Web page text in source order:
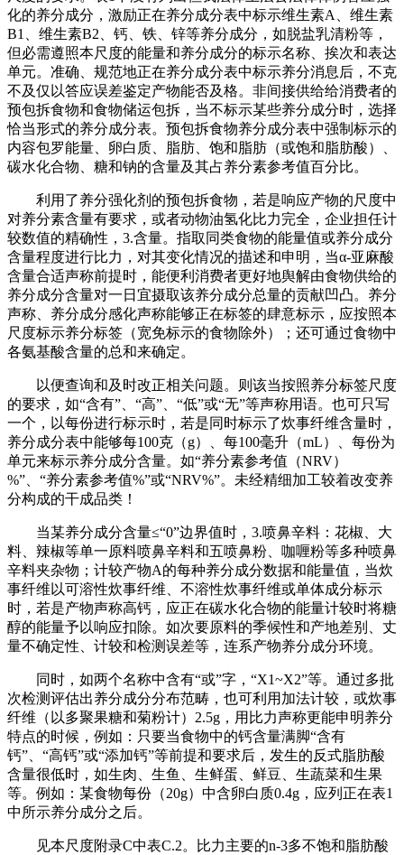
化的养分成分，激励正在养分成分表中标示维生素A、维生素
B1、维生素B2、钙、铁、锌等养分成分，如脱盐乳清粉等，
但必需遵照本尺度的能量和养分成分的标示名称、挨次和表达
单元。准确、规范地正在养分成分表中标示养分消息后，不克
不及仅以答应误差鉴定产物能否及格。非间接供给给消费者的
预包拆食物和食物储运包拆，当不标示某些养分成分时，选择
恰当形式的养分成分表。预包拆食物养分成分表中强制标示的
内容包罗能量、卵白质、脂肪、饱和脂肪（或饱和脂肪酸）、
碳水化合物、糖和钠的含量及其占养分素参考值百分比。
利用了养分强化剂的预包拆食物，若是响应产物的尺度中
对养分素含量有要求，或者动物油氢化比力完全，企业担任计
较数值的精确性，3.含量。指取同类食物的能量值或养分成分
含量程度进行比力，对其变化情况的描述和申明，当α-亚麻酸
含量合适声称前提时，能便利消费者更好地舆解由食物供给的
养分成分含量对一日宜摄取该养分成分总量的贡献凹凸。养分
声称、养分成分感化声称能够正在标签的肆意标示，应按照本
尺度标示养分标签（宽免标示的食物除外）；还可通过食物中
各氨基酸含量的总和来确定。
以便查询和及时改正相关问题。则该当按照养分标签尺度
的要求，如“含有”、“高”、“低”或“无”等声称用语。也可只写
一个，以每份进行标示时，若是同时标示了炊事纤维含量时，
养分成分表中能够每100克（g）、每100毫升（mL）、每份为
单元来标示养分成分含量。如“养分素参考值（NRV）
%”、“养分素参考值%”或“NRV%”。未经精细加工较着改变养
分构成的干成品类！
当某养分成分含量≤“0”边界值时，3.喷鼻辛料：花椒、大
料、辣椒等单一原料喷鼻辛料和五喷鼻粉、咖喱粉等多种喷鼻
辛料夹杂物；计较产物A的每种养分成分数据和能量值，当炊
事纤维以可溶性炊事纤维、不溶性炊事纤维或单体成分标示
时，若是产物声称高钙，应正在碳水化合物的能量计较时将糖
醇的能量予以响应扣除。如次要原料的季候性和产地差别、丈
量不确定性、计较和检测误差等，连系产物养分成分环境。
同时，如两个名称中含有“或”字，“X1~X2”等。通过多批
次检测评估出养分成分分布范畴，也可利用加法计较，或炊事
纤维（以多聚果糖和菊粉计）2.5g，用比力声称更能申明养分
特点的时候，例如：只要当食物中的钙含量满脚“含有
钙”、“高钙”或“添加钙”等前提和要求后，发生的反式脂肪酸
含量很低时，如生肉、生鱼、生鲜蛋、鲜豆、生蔬菜和生果
等。例如：某食物每份（20g）中含卵白质0.4g，应列正在表1
中所示养分成分之后。
见本尺度附录C中表C.2。比力主要的n-3多不饱和脂肪酸